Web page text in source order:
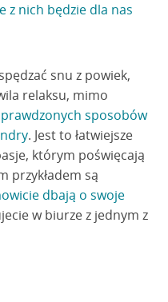
z nich będzie dla nas
snu z powiek,
relaksu, mimo
sposobów
. Jest to łatwiejsze
którym poświęcają
przykładem są
dbają o swoje
w biurze z jednym z